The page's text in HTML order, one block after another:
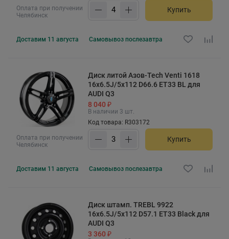
Оплата при получении
Челябинск
Купить
Доставим 11 августа Самовывоз послезавтра
Оплата при получении
Челябинск
Диск литой Азов-Tech Venti 1618
16x6.5J/5x112 D66.6 ET33 BL для
AUDI Q3
8 040 ₽
В наличии 3 шт.
Код товара: R303172
Купить
Доставим 11 августа Самовывоз послезавтра
Диск штамп. TREBL 9922
16x6.5J/5x112 D57.1 ET33 Black для
AUDI Q3
3 360 ₽